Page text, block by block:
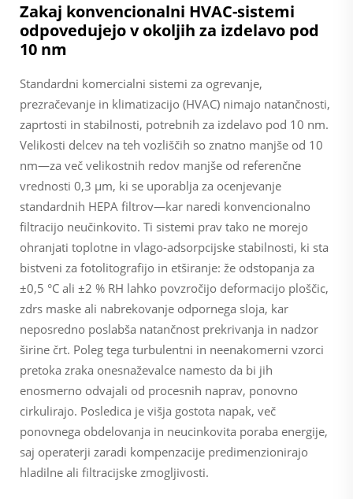
Zakaj konvencionalni HVAC-sistemi
odpovedujejo v okoljih za izdelavo pod
10 nm
Standardni komercialni sistemi za ogrevanje,
prezračevanje in klimatizacijo (HVAC) nimajo natančnosti,
zaprtosti in stabilnosti, potrebnih za izdelavo pod 10 nm.
Velikosti delcev na teh vozliščih so znatno manjše od 10
nm—za več velikostnih redov manjše od referenčne
vrednosti 0,3 µm, ki se uporablja za ocenjevanje
standardnih HEPA filtrov—kar naredi konvencionalno
filtracijo neučinkovito. Ti sistemi prav tako ne morejo
ohranjati toplotne in vlago-adsorpcijske stabilnosti, ki sta
bistveni za fotolitografijo in etširanje: že odstopanja za
±0,5 °C ali ±2 % RH lahko povzročijo deformacijo ploščic,
zdrs maske ali nabrekovanje odpornega sloja, kar
neposredno poslabša natančnost prekrivanja in nadzor
širine črt. Poleg tega turbulentni in neenakomerni vzorci
pretoka zraka onesnaževalce namesto da bi jih
enosmerno odvajali od procesnih naprav, ponovno
cirkulirajo. Posledica je višja gostota napak, več
ponovnega obdelovanja in neucinkovita poraba energije,
saj operaterji zaradi kompenzacije predimenzionirajo
hladilne ali filtracijske zmogljivosti.